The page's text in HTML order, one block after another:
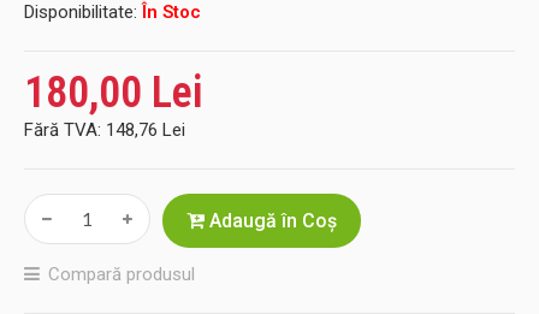
Disponibilitate: În Stoc
180,00 Lei
Fără TVA: 148,76 Lei
Adaugă în Coş
Compară produsul